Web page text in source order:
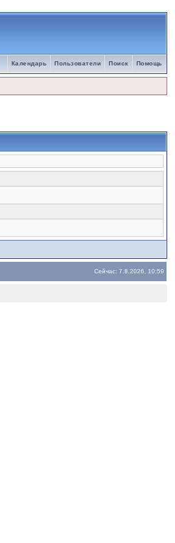
Помощь
Поиск
Пользователи
Календарь
Сейчас: 7.8.2026, 10:59